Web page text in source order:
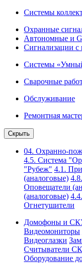
Системы
Охранные
Автономные и
Сигнализации с
Системы
Сварочные
Обслуживание
Ремонтная
Скрыть
04. Охранно-
4.5. Система
"Рубеж" 4.1.
(аналоговые)
Оповещатели
(аналоговые)
Огнетушители
Домофоны и
Видеомониторы
Видеоглазки
Считыватели
Оборудование